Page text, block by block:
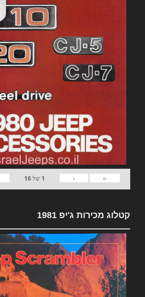
«
‹
1 של16
קטלוג מכירות ג'יפ 1981